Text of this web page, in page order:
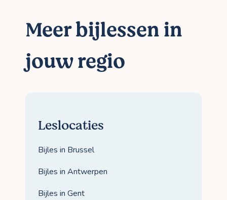
Meer bijlessen in
jouw regio
Leslocaties
Bijles in Brussel
Bijles in Antwerpen
Bijles in Gent